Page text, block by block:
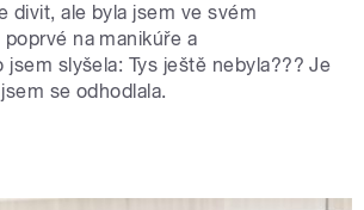
divit, ale byla jsem ve svém
na manikúře a
jsem slyšela: Tys ještě nebyla??? Je
se odhodlala.